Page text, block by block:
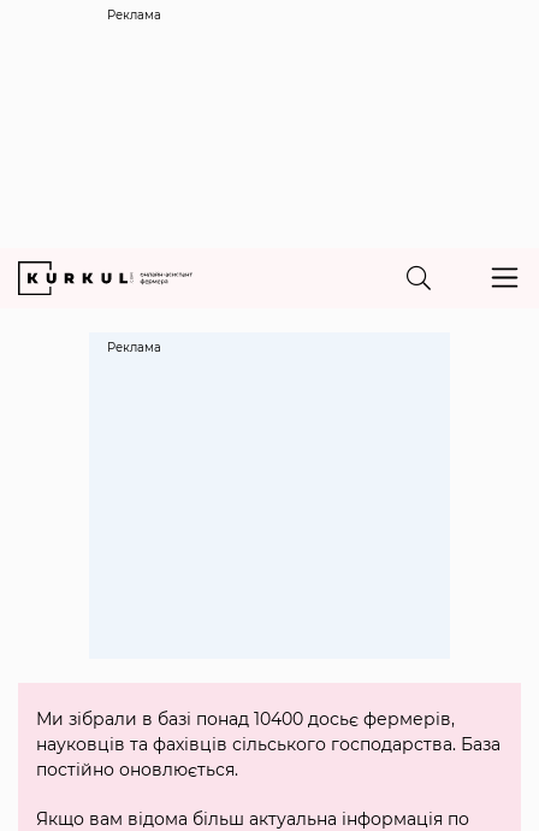
Реклама
Ми зібрали в базі понад 10400 досьє фермерів,
науковців та фахівців сільського господарства. База
постійно оновлюється.
Якщо вам відома більш актуальна інформація по
Реклама